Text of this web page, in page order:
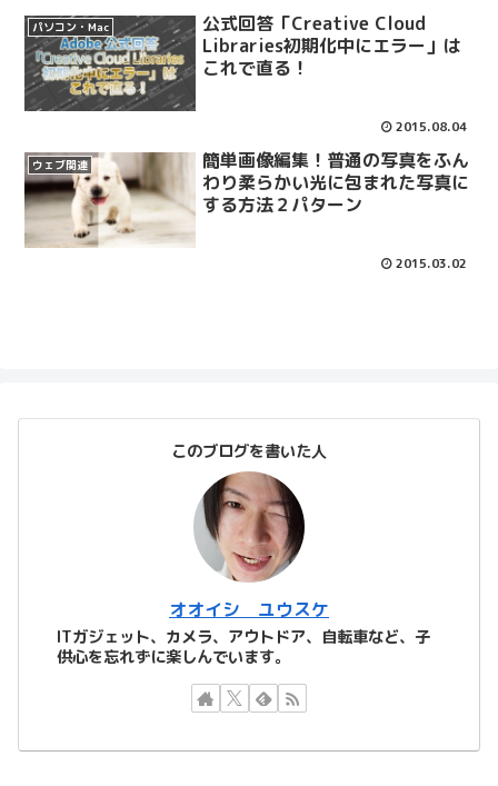
パソコン・Mac
公式回答「Creative Cloud
Libraries初期化中にエラー」は
これで直る！
2015.08.04
ウェブ関連
簡単画像編集！普通の写真をふん
わり柔らかい光に包まれた写真に
する方法２パターン
2015.03.02
このブログを書いた人
オオイシ ユウスケ
ITガジェット、カメラ、アウトドア、自転車など、子
供心を忘れずに楽しんでいます。